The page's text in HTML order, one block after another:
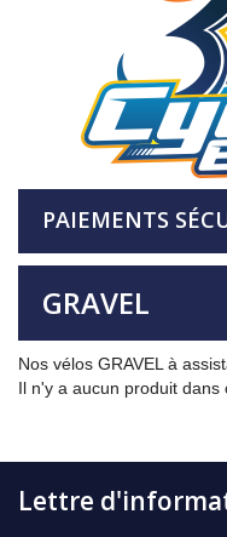
PAIEMENTS
GRAVEL
Nos vélos GRAVEL à
Il n'y a aucun produit dans
Lettre